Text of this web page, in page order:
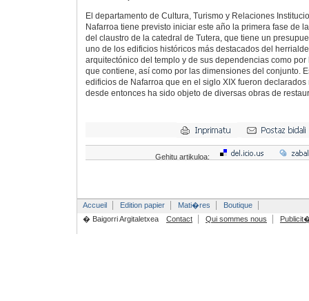
El departamento de Cultura, Turismo y Relaciones
Nafarroa tiene previsto iniciar este año la primera fase de
del claustro de la catedral de Tutera, que tiene un
uno de los edificios históricos más destacados del
arquitectónico del templo y de sus dependencias como
que contiene, así como por las dimensiones del conjunto.
edificios de Nafarroa que en el siglo XIX fueron
desde entonces ha sido objeto de diversas obras de
Gehitu artikuloa:
Accueil Edition papier Mati�res
Boutique
� Baigorri Argitaletxea
Contact Qui sommes nous